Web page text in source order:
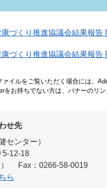
づくり推進協議会結果報告
づくり推進協議会結果報告
ァイルをご覧いただく場合には、
をお持ちでない方は、バナーのリ
せ先
センター）
5-12-18
Fax：0266-58-0019
ら